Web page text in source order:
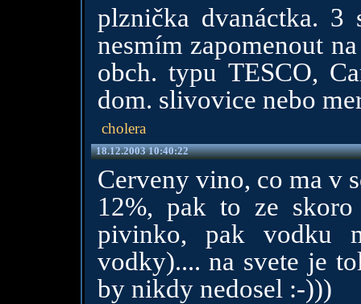
plznička dvanáctka.
nesmím zapomenout
obch. typu TESCO,
dom. slivovice nebo
cholera
18.12.2003 10:40:22
Cerveny vino, co ma v
12%, pak to ze
pivinko, pak vodku
vodky).... na svete je
by nikdy nedosel :-)))